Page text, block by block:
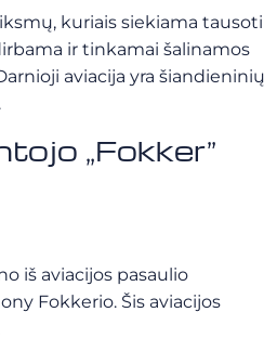
kuriais siekiama tausoti
ir tinkamai šalinamos
aviacija yra šiandieninių
„Fokker”
iš aviacijos pasaulio
Fokkerio. Šis aviacijos